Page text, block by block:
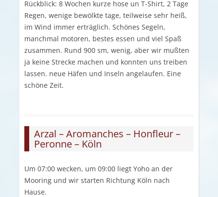
Rückblick: 8 Wochen kurze hose un T-Shirt, 2 Tage
Regen, wenige bewölkte tage, teilweise sehr heiß,
im Wind immer erträglich. Schönes Segeln,
manchmal motoren, bestes essen und viel Spaß
zusammen. Rund 900 sm, wenig, aber wir mußten
ja keine Strecke machen und konnten uns treiben
lassen. neue Häfen und Inseln angelaufen. Eine
schöne Zeit.
Arzal – Aromanches – Honfleur –
Peronne – Köln
Um 07:00 wecken, um 09:00 liegt Yoho an der
Mooring und wir starten Richtung Köln nach
Hause.